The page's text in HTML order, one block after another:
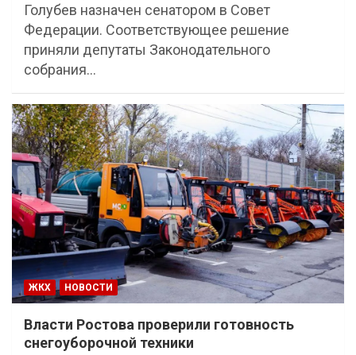
Голубев назначен сенатором в Совет
Федерации. Соответствующее решение
приняли депутаты Законодательного
собрания…
ЖКХ НОВОСТИ
Власти Ростова проверили готовность
снегоуборочной техники